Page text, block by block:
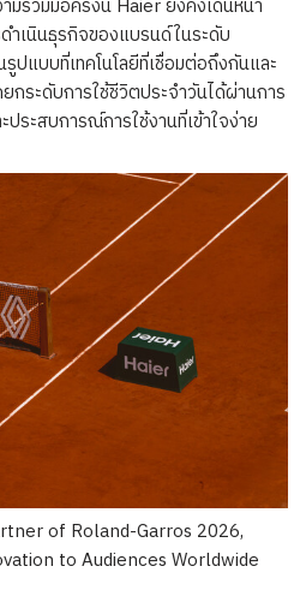
ร่วมมือครั้งนี้ Haier ยังคงเดินหน้า
ำเนินธุรกิจของแบรนด์ในระดับ
ปแบบที่เทคโนโลยีที่เชื่อมต่อถึงกันและ
ระดับการใช้ชีวิตประจำวันได้ผ่านการ
ระสบการณ์การใช้งานที่เข้าใจง่าย
of Roland-Garros 2026,
to Audiences Worldwide